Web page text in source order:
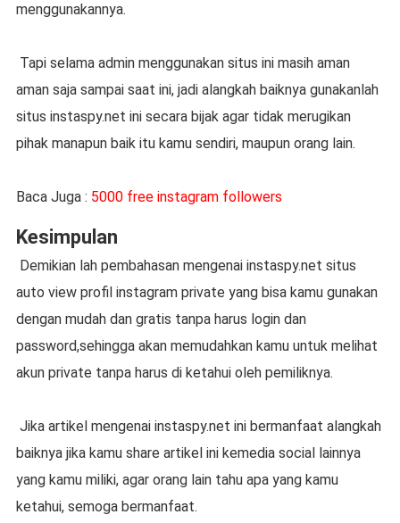
menggunakannya.
Tapi selama admin menggunakan situs ini masih aman
aman saja sampai saat ini, jadi alangkah baiknya gunakanlah
situs instaspy.net ini secara bijak agar tidak merugikan
pihak manapun baik itu kamu sendiri, maupun orang lain.
Baca Juga : 5000 free instagram followers
Kesimpulan
Demikian lah pembahasan mengenai instaspy.net situs
auto view profil instagram private yang bisa kamu gunakan
dengan mudah dan gratis tanpa harus login dan
password,sehingga akan memudahkan kamu untuk melihat
akun private tanpa harus di ketahui oleh pemiliknya.
Jika artikel mengenai instaspy.net ini bermanfaat alangkah
baiknya jika kamu share artikel ini kemedia social lainnya
yang kamu miliki, agar orang lain tahu apa yang kamu
ketahui, semoga bermanfaat.